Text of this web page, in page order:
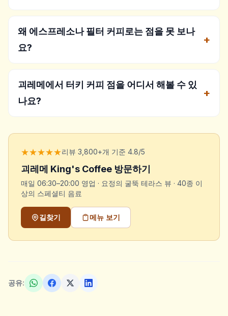
왜 에스프레소나 필터 커피로는 점을 못 보나
요?
괴레메에서 터키 커피 점을 어디서 해볼 수 있
나요?
★★★★★리뷰 3,800+개 기준 4.8/5
괴레메 King's Coffee 방문하기
매일 06:30–20:00 영업 · 요정의 굴뚝 테라스 뷰 · 40종 이
상의 스페셜티 음료
길찾기 메뉴 보기
공유: